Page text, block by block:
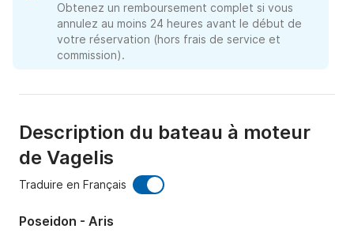
Obtenez un remboursement complet si vous
annulez au moins 24 heures avant le début de
votre réservation (hors frais de service et
commission).
Description du bateau à moteur
de Vagelis
Traduire en Français
Poseidon - Aris